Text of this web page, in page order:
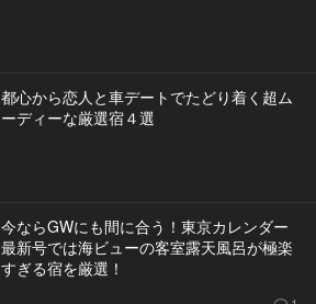
都心から恋人と車デートでたどり着く超ム
ーディーな厳選宿４選
今ならGWにも間に合う！東京カレンダー
最新号では海ビューの客室露天風呂が極楽
すぎる宿を厳選！